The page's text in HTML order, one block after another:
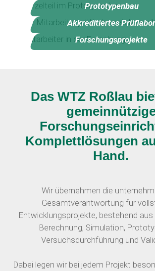
Prototypenbau
Akkreditiertes
Forschungsprojekte
Das WTZ Roßlau
Komplettlösungen
Hand.
Wir übernehmen die
Gesamtverantwortung für
Entwicklungsprojekte, bestehend
Berechnung, Simulation,
Versuchsdurchführung und
Dabei legen wir bei jedem Projekt